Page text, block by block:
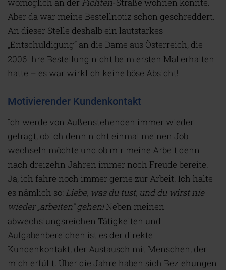
womöglich an der Fichten-Straße wohnen könnte.
Aber da war meine Bestellnotiz schon geschreddert.
An dieser Stelle deshalb ein lautstarkes
„Entschuldigung“ an die Dame aus Österreich, die
2006 ihre Bestellung nicht beim ersten Mal erhalten
hatte – es war wirklich keine böse Absicht!
Motivierender Kundenkontakt
Ich werde von Außenstehenden immer wieder
gefragt, ob ich denn nicht einmal meinen Job
wechseln möchte und ob mir meine Arbeit denn
nach dreizehn Jahren immer noch Freude bereite.
Ja, ich fahre noch immer gerne zur Arbeit. Ich halte
es nämlich so: Liebe, was du tust, und du wirst nie
wieder „arbeiten“ gehen!Neben meinen
abwechslungsreichen Tätigkeiten und
Aufgabenbereichen ist es der direkte
Kundenkontakt, der Austausch mit Menschen, der
mich erfüllt. Über die Jahre haben sich Beziehungen